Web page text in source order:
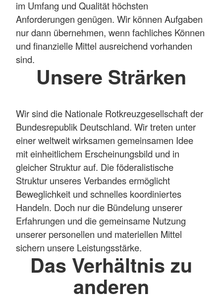
im Umfang und Qualität höchsten
Anforderungen genügen. Wir können Aufgaben
nur dann übernehmen, wenn fachliches Können
und finanzielle Mittel ausreichend vorhanden
sind.
Unsere Strärken
Wir sind die Nationale Rotkreuzgesellschaft der
Bundesrepublik Deutschland. Wir treten unter
einer weltweit wirksamen gemeinsamen Idee
mit einheitlichem Erscheinungsbild und in
gleicher Struktur auf. Die föderalistische
Struktur unseres Verbandes ermöglicht
Beweglichkeit und schnelles koordiniertes
Handeln. Doch nur die Bündelung unserer
Erfahrungen und die gemeinsame Nutzung
unserer personellen und materiellen Mittel
sichern unsere Leistungsstärke.
Das Verhältnis zu
anderen